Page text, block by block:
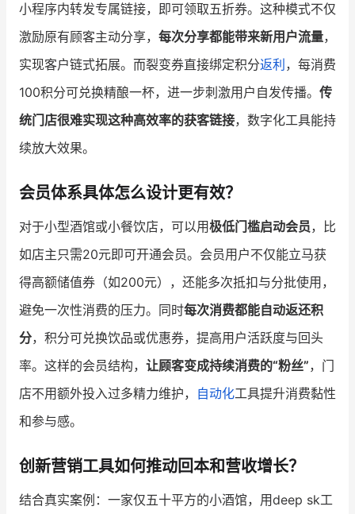
小程序内转发专属链接，即可领取五折券。这种模式不仅
激励原有顾客主动分享， 每次分享都能带来新用户流量，
实现客户链式拓展。而裂变券直接绑定积分返利 ，每消费
100积分可兑换精酿一杯，进一步刺激用户自发传播。 传
统门店很难实现这种高效率的获客链接，数字化工具能持
续放大效果。
会员体系具体怎么设计更有效？
对于小型酒馆或小餐饮店，可以用极低门槛启动会员，比
如店主只需20元即可开通会员。会员用户不仅能立马获
得高额储值券（如200元），还能多次抵扣与分批使用，
避免一次性消费的压力。同时每次消费都能自动返还积
分，积分可兑换饮品或优惠券，提高用户活跃度与回头
率。这样的会员结构， 让顾客变成持续消费的“粉丝”，门
店不用额外投入过多精力维护， 自动化工具提升消费黏性
和参与感。
创新营销工具如何推动回本和营收增长？
结合真实案例：一家仅五十平方的小酒馆，用deep sk工